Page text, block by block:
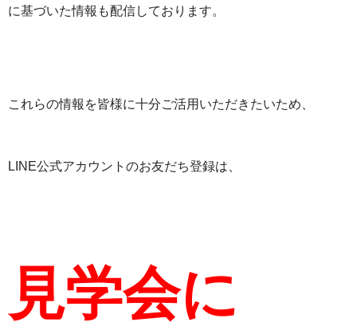
に基づいた情報も配信しております。
これらの情報を皆様に十分ご活用いただきたいため、
LINE公式アカウントのお友だち登録は、
見学会に